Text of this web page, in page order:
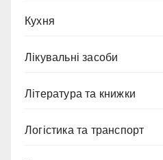
Кухня
Лікувальні засоби
Література та книжки
Логістика та транспорт